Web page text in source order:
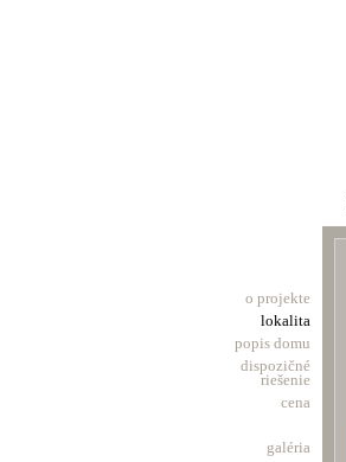
o projekte
lokalita
popis domu
dispozičné
riešenie
cena
galéria